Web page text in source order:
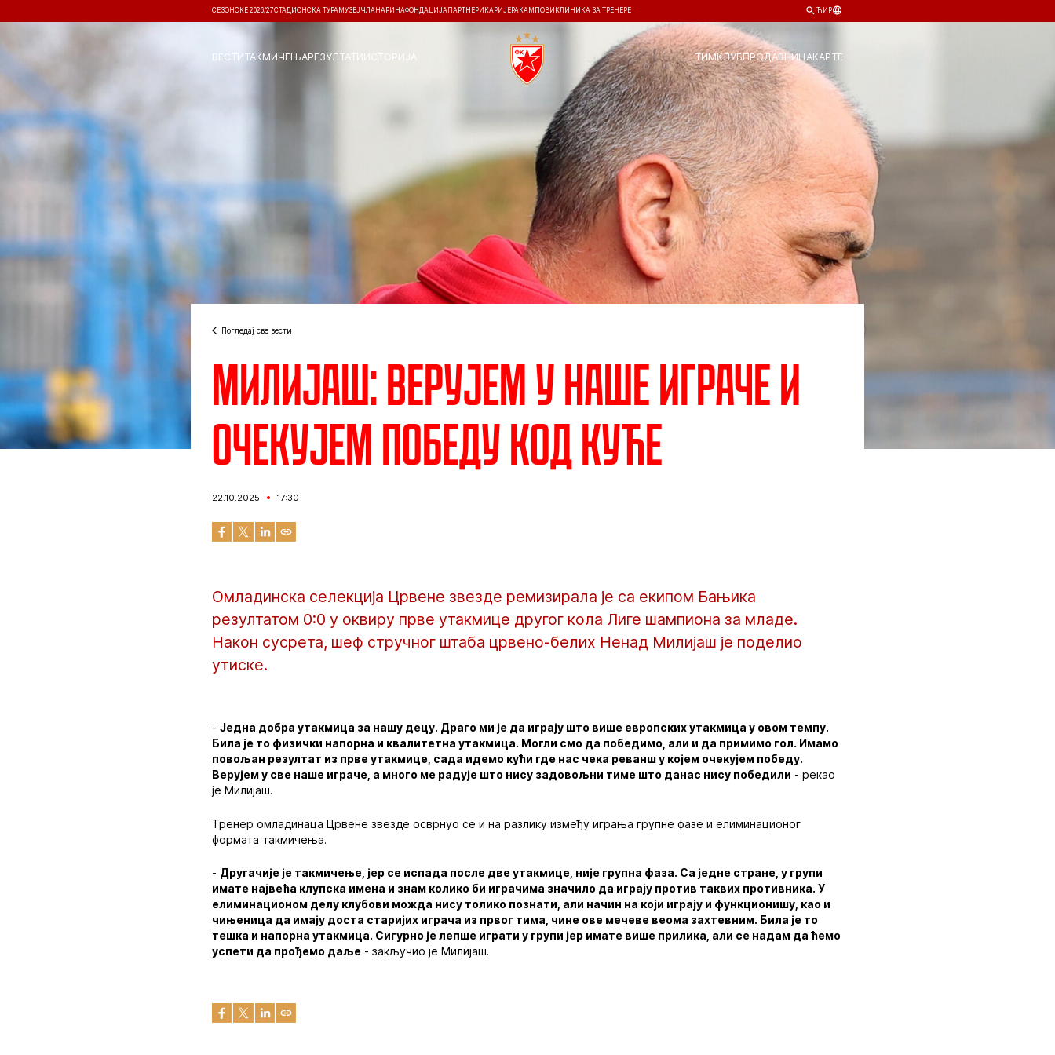
СЕЗОНСКЕ 2026/27СТАДИОНСКА ТУРА МУЗЕЈ ЧЛАНАРИНАФОНДАЦИЈА ПАРТНЕРИ КАРИЈЕРА КАМПОВИ КЛИНИКА ЗА ТРЕНЕРЕ ЋИР
ВЕСТИТАКМИЧЕЊАРЕЗУЛТАТИИСТОРИЈА ТИМКЛУБПРОДАВНИЦАКАРТЕ
Погледај све вести
Милијаш: Верујем у наше играче и
очекујем победу код куће
22.10.2025 17:30
Омладинска селекција Црвене звезде ремизирала је са екипом Бањика
резултатом 0:0 у оквиру прве утакмице другог кола Лиге шампиона за младе.
Након сусрета, шеф стручног штаба црвено-белих Ненад Милијаш је поделио
утиске.
-Једна добра утакмица за нашу децу. Драго ми је да играју што више европских утакмица у овом темпу.
Била је то физички напорна и квалитетна утакмица. Могли смо да победимо, али и да примимо гол. Имамо
повољан резултат из прве утакмице, сада идемо кући где нас чека реванш у којем очекујем победу.
Верујем у све наше играче, а много ме радује што нису задовољни тиме што данас нису победили - рекао
је Милијаш.
Тренер омладинаца Црвене звезде осврнуо се и на разлику између играња групне фазе и елиминационог
формата такмичења.
- Другачије је такмичење, јер се испада после две утакмице, није групна фаза. Са једне стране, у групи
имате највећа клупска имена и знам колико би играчима значило да играју против таквих противника. У
елиминационом делу клубови можда нису толико познати, али начин на који играју и функционишу, као и
чињеница да имају доста старијих играча из првог тима, чине ове мечеве веома захтевним. Била је то
тешка и напорна утакмица. Сигурно је лепше играти у групи јер имате више прилика, али се надам да ћемо
успети да прођемо даље - закључио је Милијаш.